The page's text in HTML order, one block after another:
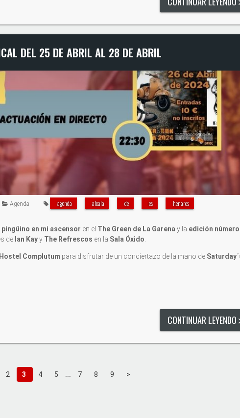
DEL 25 DE ABRIL AL 28 DE ABRIL
Agenda agenda alcala de es henares
pingüino en mi ascensor en el The Green de La Garena y la edición
de Ian Kayy The Refrescos en la Sala Óxido.
Hostel Complutum para disfrutar de un conciertazo de la mano de
CONTINUAR LEYENDO
2 3 4 5 ... 7 8 9 >